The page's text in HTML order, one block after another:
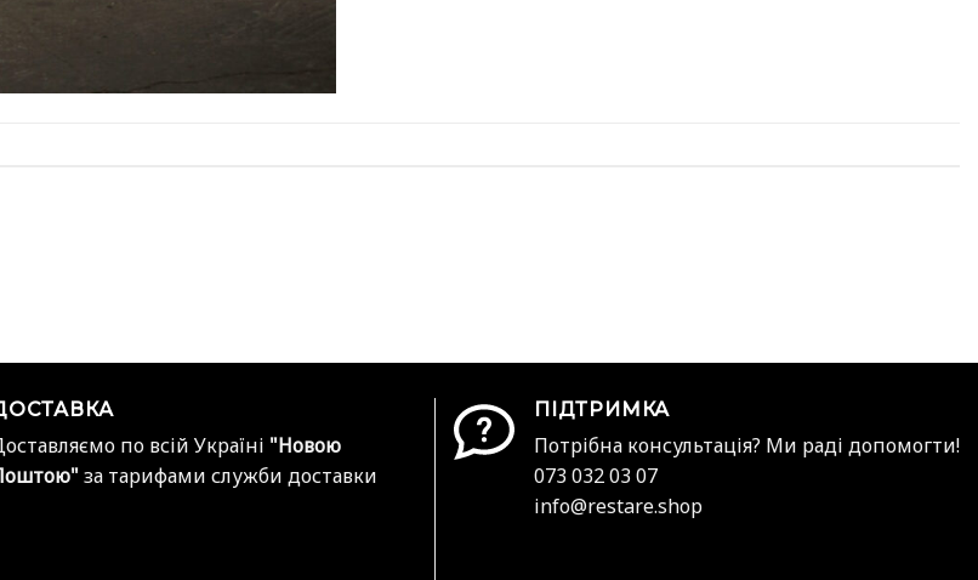
по всій Україні "Новою
за тарифами служби доставки
ПІДТРИМКА
Потрібна консультація? Ми раді допомогти!
073 032 03 07
info@restare.shop